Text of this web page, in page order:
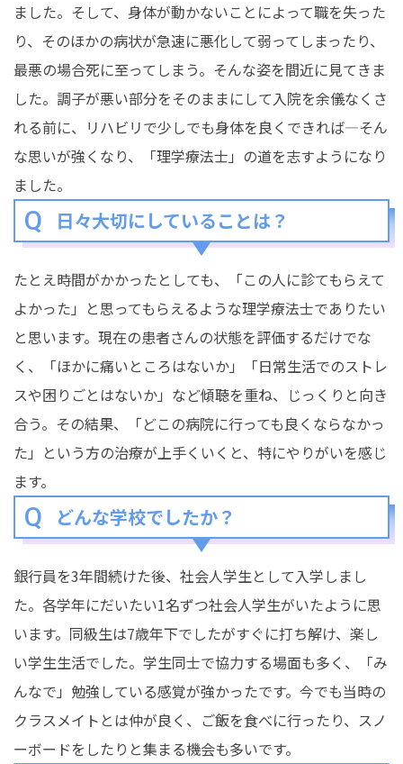
ました。そして、身体が動かないことによって職を失った
り、そのほかの病状が急速に悪化して弱ってしまったり、
最悪の場合死に至ってしまう。そんな姿を間近に見てきま
した。調子が悪い部分をそのままにして入院を余儀なくさ
れる前に、リハビリで少しでも身体を良くできれば―そん
な思いが強くなり、「理学療法士」の道を志すようになり
ました。
日々大切にしていることは？
たとえ時間がかかったとしても、「この人に診てもらえて
よかった」と思ってもらえるような理学療法士でありたい
と思います。現在の患者さんの状態を評価するだけでな
く、「ほかに痛いところはないか」「日常生活でのストレ
スや困りごとはないか」など傾聴を重ね、じっくりと向き
合う。その結果、「どこの病院に行っても良くならなかっ
た」という方の治療が上手くいくと、特にやりがいを感じ
ます。
どんな学校でしたか？
銀行員を3年間続けた後、社会人学生として入学しまし
た。各学年にだいたい1名ずつ社会人学生がいたように思
います。同級生は7歳年下でしたがすぐに打ち解け、楽し
い学生生活でした。学生同士で協力する場面も多く、「み
んなで」勉強している感覚が強かったです。今でも当時の
クラスメイトとは仲が良く、ご飯を食べに行ったり、スノ
ーボードをしたりと集まる機会も多いです。